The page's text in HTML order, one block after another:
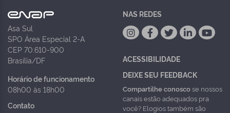
Asa Sul
SPO Área Especial 2-A
CEP 70.610-900
Brasília/DF
Horário de funcionamento
08h00 às 18h00
Contato
NAS REDES
ACESSIBILIDADE
DEIXE SEU FEEDBACK
Compartilhe conoscose nossos
canais estão adequados pra
você? Elogios também são